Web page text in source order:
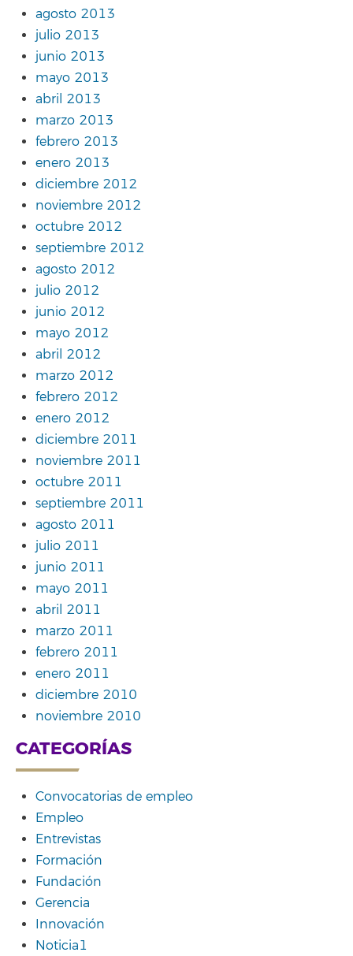
agosto 2013
julio 2013
junio 2013
mayo 2013
abril 2013
marzo 2013
febrero 2013
enero 2013
diciembre 2012
noviembre 2012
octubre 2012
septiembre 2012
agosto 2012
julio 2012
junio 2012
mayo 2012
abril 2012
marzo 2012
febrero 2012
enero 2012
diciembre 2011
noviembre 2011
octubre 2011
septiembre 2011
agosto 2011
julio 2011
junio 2011
mayo 2011
abril 2011
marzo 2011
febrero 2011
enero 2011
diciembre 2010
noviembre 2010
CATEGORÍAS
Convocatorias de empleo
Empleo
Entrevistas
Formación
Fundación
Gerencia
Innovación
Noticia1